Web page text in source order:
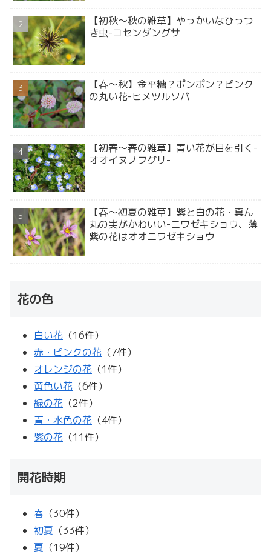
【初秋～秋の雑草】やっかいなひっつ
き虫-コセンダングサ
【春～秋】金平糖？ポンポン？ピンク
の丸い花-ヒメツルソバ
【初春～春の雑草】青い花が目を引く-
オオイヌノフグリ-
【春～初夏の雑草】紫と白の花・真ん
丸の実がかわいい-ニワゼキショウ、薄
紫の花はオオニワゼキショウ
花の色
白い花 （16件）
赤・ピンクの花 （7件）
オレンジの花 （1件）
黄色い花 （6件）
緑の花 （2件）
青・水色の花 （4件）
紫の花 （11件）
開花時期
春 （30件）
初夏 （33件）
夏 （19件）